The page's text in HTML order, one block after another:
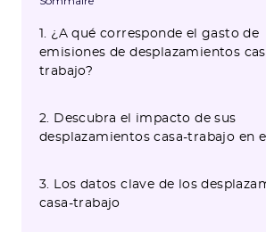
1. ¿A qué corresponde el gasto de
emisiones de desplazamientos
trabajo?
2. Descubra el impacto de sus
desplazamientos casa-trabajo en
3. Los datos clave de los
casa-trabajo